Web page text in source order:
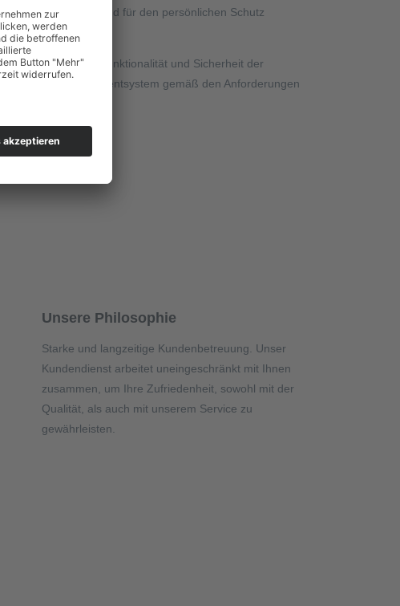
Einwegprodukte sind für den persönlichen Schutz
machen können!
Qualität, Funktionalität und Sicherheit der
Qualitätsmanagementsystem gemäß den Anforderungen
Unsere Philosophie
Starke und langzeitige Kundenbetreuung. Unser
Kundendienst arbeitet uneingeschränkt mit Ihnen
zusammen, um Ihre Zufriedenheit, sowohl mit der
Qualität, als auch mit unserem Service zu
gewährleisten.